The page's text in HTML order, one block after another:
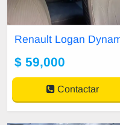
Renault Logan
$ 59,000
Contactar